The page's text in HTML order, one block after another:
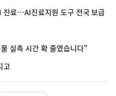
진료…AI진료지원 도구 전국 보급
실측 시간 확 줄였습니다"
고